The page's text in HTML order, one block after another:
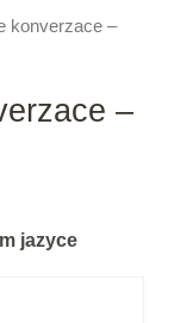
konverzace –
–
jazyce